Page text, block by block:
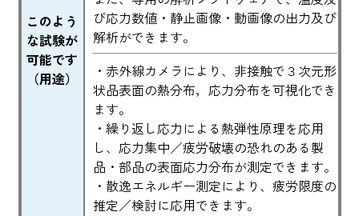
このよう
な試験が
可能です
（用途）
び応力数値・静止画像・動画像の出力及び
解析ができます。
・赤外線カメラにより、非接触で３次元形
状品表面の熱分布，応力分布を可視化でき
ます。
・繰り返し応力による熱弾性原理を応用
し、応力集中／疲労破壊の恐れのある製
品・部品の表面応力分布が測定できます。
・散逸エネルギー測定により、疲労限度の
推定／検討に応用できます。